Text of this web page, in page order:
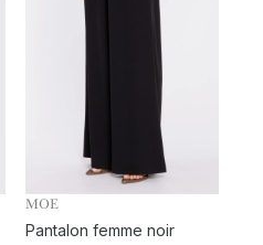
MOE
Pantalon femme noir